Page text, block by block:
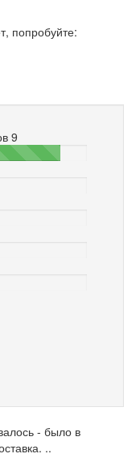
попробуйте:
9
- было в
..